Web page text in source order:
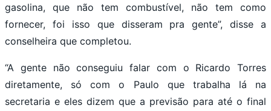
gasolina, que não tem combustível, não tem como
fornecer, foi isso que disseram pra gente”, disse a
conselheira que completou.
“A gente não conseguiu falar com o Ricardo Torres
diretamente, só com o Paulo que trabalha lá na
secretaria e eles dizem que a previsão para até o final